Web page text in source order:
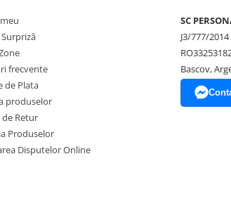
frecvente
de Plata
produselor
de Retur
Produselor
Disputelor Online
SC
J3/777/2014
Bascov,